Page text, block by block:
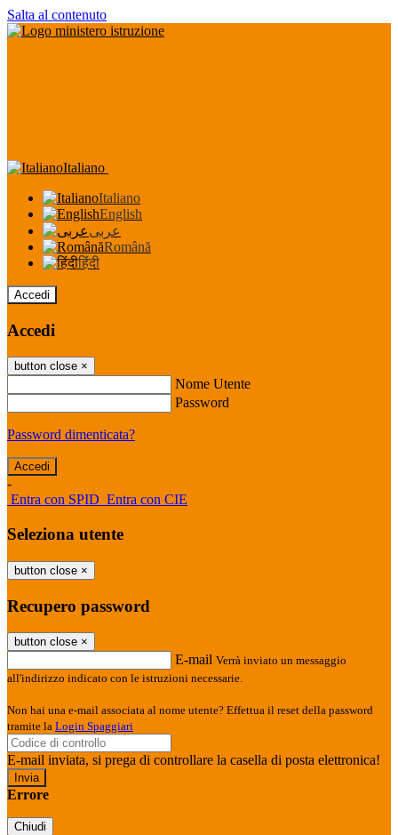
Salta al contenuto
Italiano
Italiano
English
عربى
Română
हिंदी
Accedi
Accedi
button close ×
Nome Utente
Password
Password dimenticata?
-
Entra con SPID Entra con CIE
Seleziona utente
button close ×
Recupero password
button close ×
E-mail Verrà inviato un messaggio
all'indirizzo indicato con le istruzioni necessarie.
Non hai una e-mail associata al nome utente? Effettua il reset della password
tramite la Login Spaggiari
E-mail inviata, si prega di controllare la casella di posta elettronica!
Errore
Chiudi